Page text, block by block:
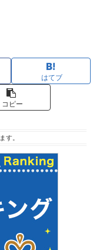
はてブ
コピー
す。